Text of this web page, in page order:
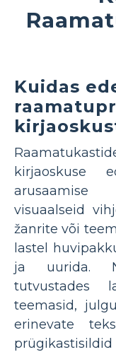
Kuidas
kirjaoskuse
arusaamise
visuaalseid
žanrite või
lastel
ja uurida.
tutvustades
teemasid,
erinevate